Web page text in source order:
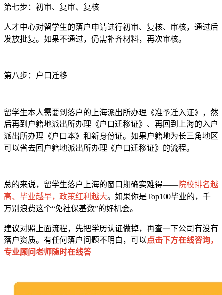
第七步：初审、复审、复核
人才中心对留学生的落户申请进行初审、复核、审核，通过后
发放批复。如果不通过，仍需补齐材料，再次审核。
第八步：户口迁移
留学生本人需要到落户的上海派出所办理《准予迁入证》，然
后再到户籍地派出所办理《户口迁移证》、再回到上海的入户
派出所办理《户口本》和新身份证。如果户籍地为长三角地区
可以省去回户籍地派出所办理《户口迁移证》的流程。
总的来说，留学生落户上海的窗口期确实难得——院校排名越
高、毕业越早，政策红利越大。如果你是Top100毕业的，千
万别浪费这个“免社保基数”的好机会。
建议对照上面流程，先把学历认证做掉，再查一下公司有没有
落户资质。有任何落户问题不明白，可以点击下方在线咨询，
专业顾问老师随时在线答